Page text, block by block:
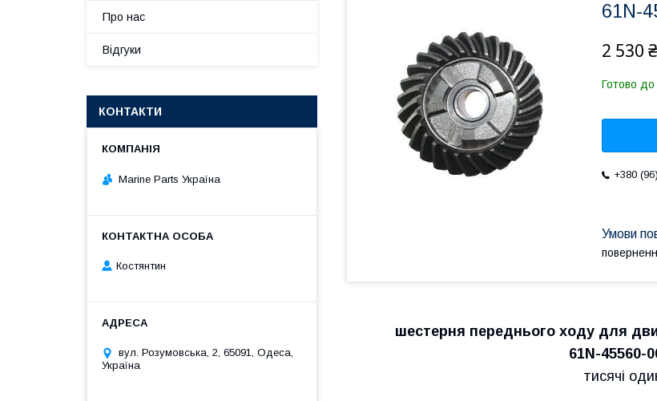
61N-
2 530 ₴
Готово до
+380
шестерня переднього ходу для
61N-45560-
тисячі
Про нас
Відгуки
КОНТАКТИ
Marine Parts Україна
Костянтин
вул. Розумовська, 2, 65091, Одеса,
Україна